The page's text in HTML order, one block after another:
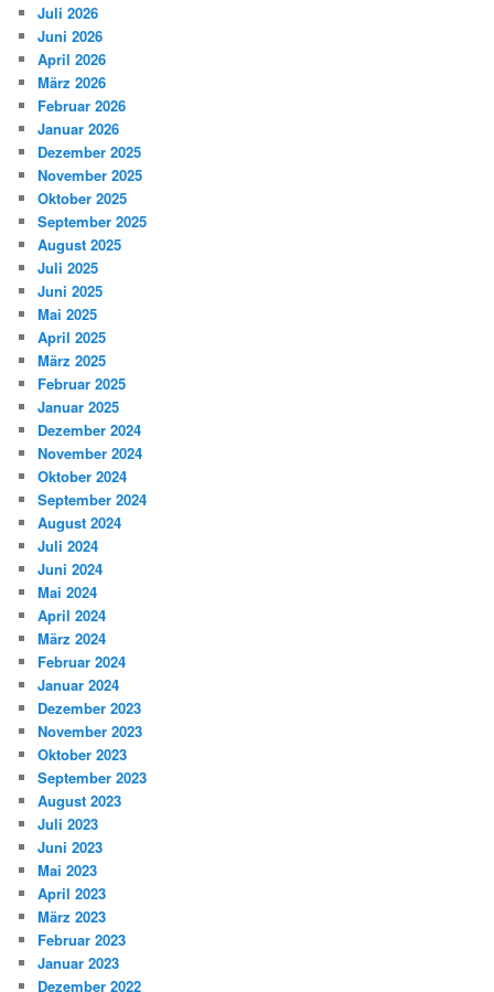
Juli 2026
Juni 2026
April 2026
März 2026
Februar 2026
Januar 2026
Dezember 2025
November 2025
Oktober 2025
September 2025
August 2025
Juli 2025
Juni 2025
Mai 2025
April 2025
März 2025
Februar 2025
Januar 2025
Dezember 2024
November 2024
Oktober 2024
September 2024
August 2024
Juli 2024
Juni 2024
Mai 2024
April 2024
März 2024
Februar 2024
Januar 2024
Dezember 2023
November 2023
Oktober 2023
September 2023
August 2023
Juli 2023
Juni 2023
Mai 2023
April 2023
März 2023
Februar 2023
Januar 2023
Dezember 2022